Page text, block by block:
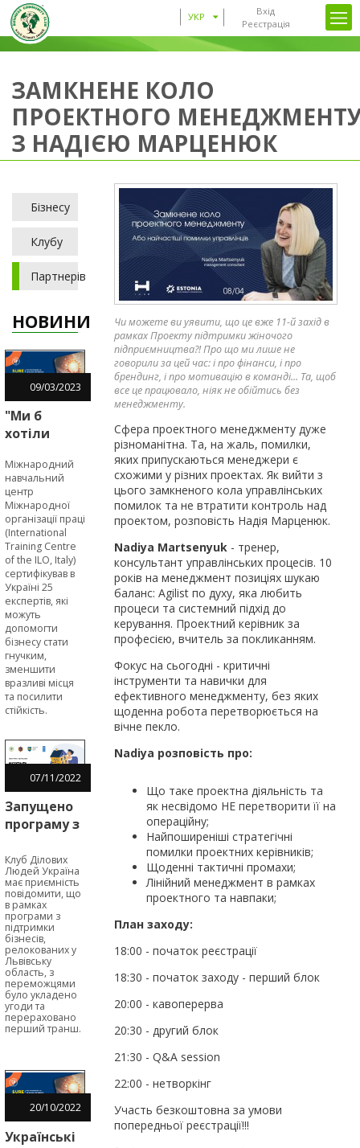
Вхід
Реєстрація
УКР
ЗАМКНЕНЕ КОЛО
ПРОЕКТНОГО
З НАДІЄЮ МАРЦЕНЮК
Бізнесу
Клубу
Партнерів
НОВИНИ
09/03/2023
"Ми б
хотіли
SURE-
навчання
раніше", -
підприємці
в межах
EU4Business
Міжнародний
навчальний
центр
Міжнародної
організації праці
(International
Training Centre
of the ILO, Italy)
сертифікував в
Україні 25
експертів, які
можуть
допомогти
бізнесу стати
гнучким,
зменшити
вразливі місця
та посилити
стійкість.
07/11/2022
Запущено
програму з
мікрогрантів
для
бізнесів,
релокованих
у Львівську
область
Клуб Ділових
Людей Україна
має приємність
повідомити, що
в рамках
програми з
підтримки
бізнесів,
релокованих у
Львівську
область, з
переможцями
було укладено
угоди та
перераховано
перший транш.
20/10/2022
Українські
Чи можете ви уявити, що це вже 11-й захід в
рамках Проекту підтримки жіночого
підприємництва?! Про що ми лише не
говорили за цей час: і про фінанси, і про
брендинг, і про мотивацію в команді... Та, щоб
все це працювало, ніяк не обійтись без
менеджменту.
Сфера проектного менеджменту дуже
різноманітна. Та, на жаль, помилки,
яких припускаються менеджери є
схожими у різних проектах. Як вийти з
цього замкненого кола управлінських
помилок та не втратити контроль над
проектом, розповість Надія Марценюк.
Nadiya Martsenyuk - тренер,
консультант управлінських процесів. 10
років на менеджмент позиціях шукаю
баланс: Agilist по духу, яка любить
процеси та системний підхід до
керування. Проектний керівник за
професією, вчитель за покликанням.
Фокус на сьогодні - критичні
інструменти та навички для
ефективного менеджменту, без яких
щоденна робота перетворюється на
вічне пекло.
Nadiya розповість про:
Що таке проектна діяльність та
як несвідомо НЕ перетворити її на
операційну;
Найпоширеніші стратегічні
помилки проектних керівників;
Щоденні тактичні промахи;
Лінійний менеджмент в рамках
проектного та навпаки;
План заходу:
18:00 - початок реєстрації
18:30 - початок заходу - перший блок
20:00 - кавоперерва
20:30 - другий блок
21:30 - Q&A session
22:00 - нетворкінг
Участь безкоштовна за умови
попередньої реєстрації!!!